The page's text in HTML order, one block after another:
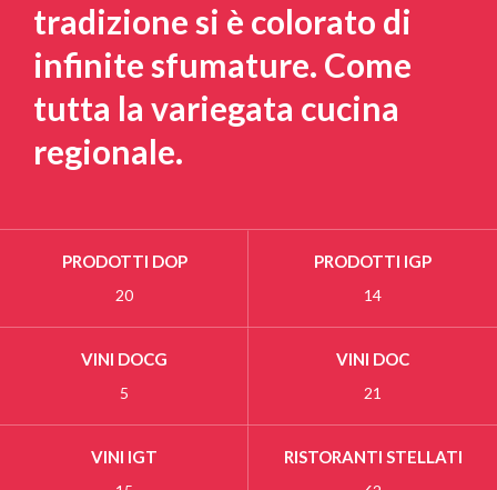
tradizione si è colorato di
infinite sfumature. Come
tutta la variegata cucina
regionale.
PRODOTTI DOP
20
PRODOTTI IGP
14
VINI DOCG
5
VINI DOC
21
VINI IGT RISTORANTI STELLATI